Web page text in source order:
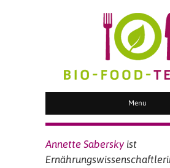
BIO FOOD Menu
Annette Sabersky ist